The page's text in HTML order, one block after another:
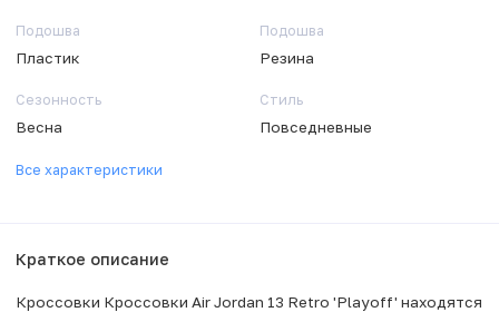
Подошва
Пластик
Подошва
Резина
Сезонность
Весна
Стиль
Повседневные
Все характеристики
Краткое описание
Кроссовки Кроссовки Air Jordan 13 Retro 'Playoff' находятся